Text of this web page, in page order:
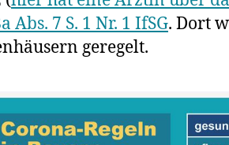
Abs. 7 S. 1 Nr. 1 IfSG. Dort
geregelt.